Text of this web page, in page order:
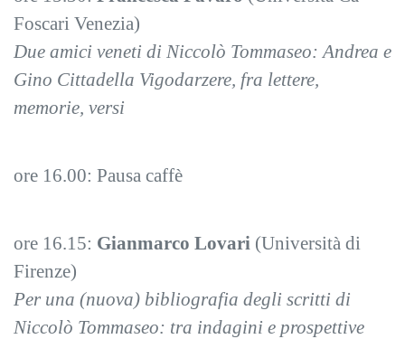
Foscari Venezia)
Due amici veneti di Niccolò Tommaseo: Andrea e
Gino Cittadella Vigodarzere, fra lettere,
memorie, versi
ore 16.00: Pausa caffè
ore 16.15: Gianmarco Lovari (Università di
Firenze)
Per una (nuova) bibliografia degli scritti di
Niccolò Tommaseo: tra indagini e prospettive